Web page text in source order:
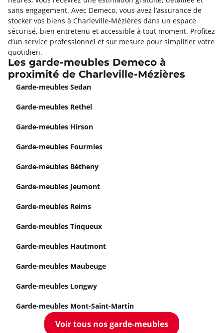
sans engagement. Avec Demeco, vous avez l’assurance de
stocker vos biens à Charleville-Mézières dans un espace
sécurisé, bien entretenu et accessible à tout moment. Profitez
d’un service professionnel et sur mesure pour simplifier votre
quotidien.
Les garde-meubles Demeco à
proximité de Charleville-Mézières
Garde-meubles Sedan
Garde-meubles Rethel
Garde-meubles Hirson
Garde-meubles Fourmies
Garde-meubles Bétheny
Garde-meubles Jeumont
Garde-meubles Reims
Garde-meubles Tinqueux
Garde-meubles Hautmont
Garde-meubles Maubeuge
Garde-meubles Longwy
Garde-meubles Mont-Saint-Martin
Voir tous nos garde-meubles